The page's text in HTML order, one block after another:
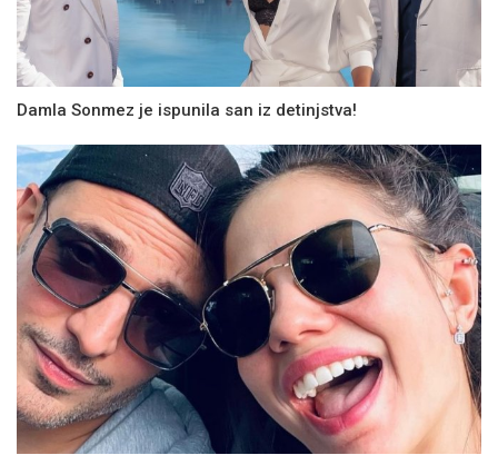
Damla Sonmez je ispunila san iz detinjstva!